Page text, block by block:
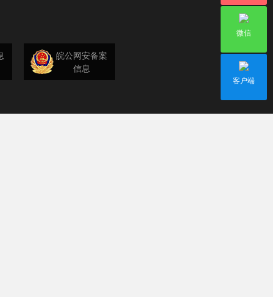
微信
客户端
皖公网安备案
信息